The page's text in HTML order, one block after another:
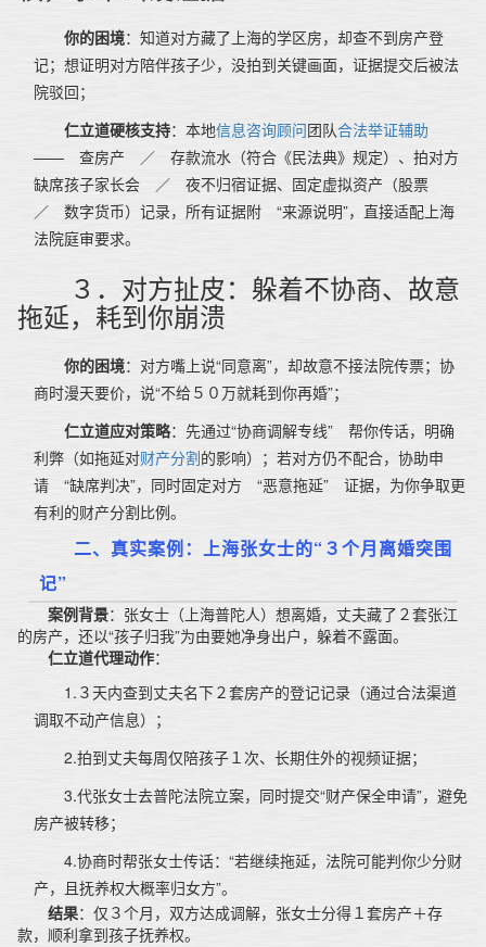
你的困境：知道对方藏了上海的学区房，却查不到房产登
记；想证明对方陪伴孩子少，没拍到关键画面，证据提交后被法
院驳回；
仁立道硬核支持：本地信息咨询顾问团队合法举证辅助
—— 查房产 ／ 存款流水（符合《民法典》规定）、拍对方
缺席孩子家长会 ／ 夜不归宿证据、固定虚拟资产（股票
／ 数字货币）记录，所有证据附 “来源说明”，直接适配上海
法院庭审要求。
３．对方扯皮：躲着不协商、故意
拖延，耗到你崩溃
你的困境：对方嘴上说“同意离”，却故意不接法院传票；协
商时漫天要价，说“不给５０万就耗到你再婚”；
仁立道应对策略：先通过“协商调解专线” 帮你传话，明确
利弊（如拖延对财产分割的影响）；若对方仍不配合，协助申
请 “缺席判决”，同时固定对方 “恶意拖延” 证据，为你争取更
有利的财产分割比例。
二、真实案例：上海张女士的“３个月离婚突围
记”
案例背景：张女士（上海普陀人）想离婚，丈夫藏了２套张江
的房产，还以“孩子归我”为由要她净身出户，躲着不露面。
仁立道代理动作：
1.３天内查到丈夫名下２套房产的登记记录（通过合法渠道
调取不动产信息）；
2.拍到丈夫每周仅陪孩子１次、长期住外的视频证据；
3.代张女士去普陀法院立案，同时提交“财产保全申请”，避免
房产被转移；
4.协商时帮张女士传话：“若继续拖延，法院可能判你少分财
产，且抚养权大概率归女方”。
结果：仅３个月，双方达成调解，张女士分得１套房产＋存
款，顺利拿到孩子抚养权。